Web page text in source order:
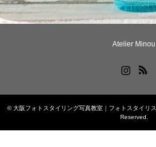
Atelier Minou
©大阪フォトスタイリング写真教室｜フォトスタイリ
Reserved.